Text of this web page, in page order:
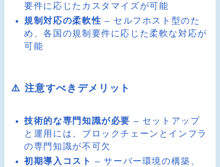
要件に応じたカスタマイズが可能
規制対応の柔軟性 – セルフホスト型のた
め、各国の規制要件に応じた柔軟な対応が
可能
⚠️ 注意すべきデメリット
技術的な専門知識が必要 – セットアップ
と運用には、ブロックチェーンとインフラ
の専門知識が不可欠
初期導入コスト – サーバー環境の構築、